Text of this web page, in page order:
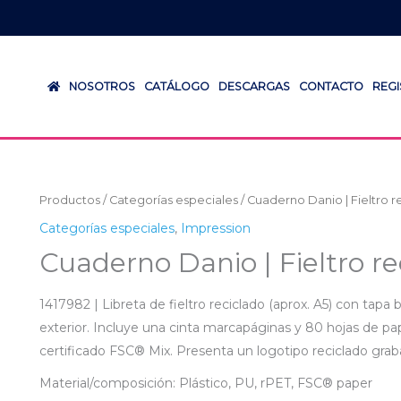
NOSOTROS CATÁLOGO DESCARGAS CONTACTO
Productos / Categorías especiales / Cuaderno Danio | Fieltro
Categorías especiales, Impression
Cuaderno Danio | Fieltro
1417982 | Libreta de fieltro reciclado (aprox. A5) con
exterior. Incluye una cinta marcapáginas y 80 hojas de
certificado FSC® Mix. Presenta un logotipo reciclado
Material/composición: Plástico, PU, rPET, FSC® paper